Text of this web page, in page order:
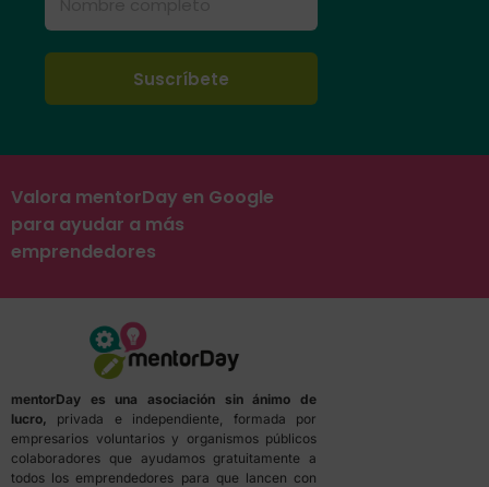
Valora mentorDay en Google
para ayudar a más
emprendedores
mentorDay es una asociación sin ánimo de
lucro, privada e independiente, formada por
empresarios voluntarios y organismos públicos
colaboradores que ayudamos gratuitamente a
todos los emprendedores para que lancen con